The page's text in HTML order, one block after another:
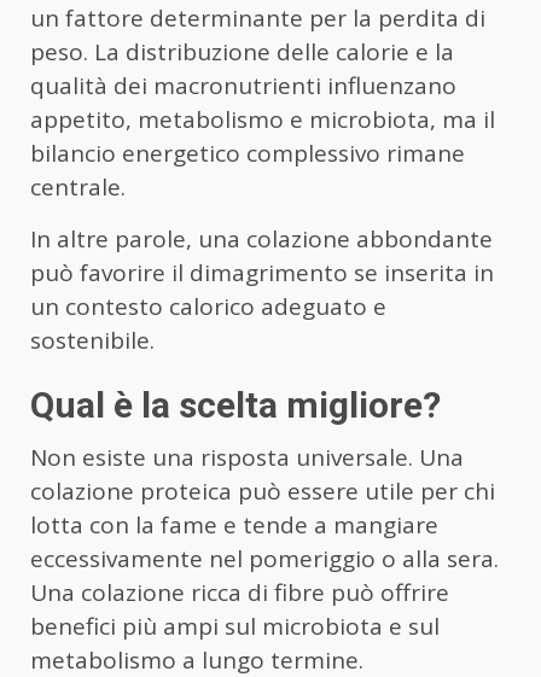
un fattore determinante per la perdita di
peso. La distribuzione delle calorie e la
qualità dei macronutrienti influenzano
appetito, metabolismo e microbiota, ma il
bilancio energetico complessivo rimane
centrale.
In altre parole, una colazione abbondante
può favorire il dimagrimento se inserita in
un contesto calorico adeguato e
sostenibile.
Qual è la scelta migliore?
Non esiste una risposta universale. Una
colazione proteica può essere utile per chi
lotta con la fame e tende a mangiare
eccessivamente nel pomeriggio o alla sera.
Una colazione ricca di fibre può offrire
benefici più ampi sul microbiota e sul
metabolismo a lungo termine.